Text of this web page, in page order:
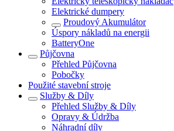
Elektrické dumpery
Proudový Akumulátor
Úspory nákladů na energii
BatteryOne
Půjčovna
Přehled Půjčovna
Pobočky
Použité stavební stroje
Služby & Díly
Přehled Služby & Díly
Opravy & Údržba
Náhradní díly